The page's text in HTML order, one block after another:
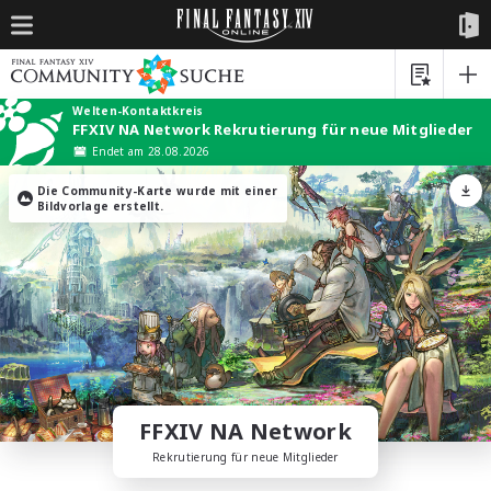
Welten-Kontaktkreis
FFXIV NA Network Rekrutierung für neue Mitglieder
Endet am 28.08.2026
FFXIV NA Network
Rekrutierung für neue Mitglieder
Die Community-Karte wurde mit einer
Bildvorlage erstellt.